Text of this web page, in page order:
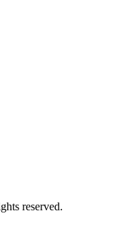
reserved.